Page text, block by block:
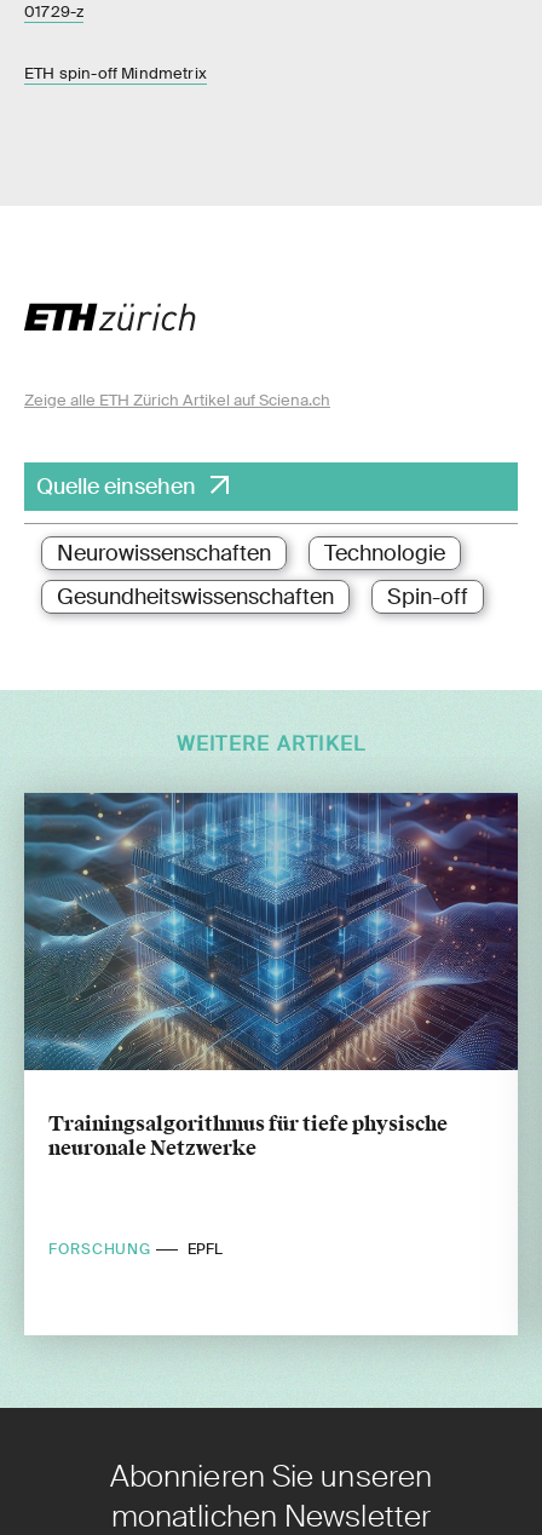
01729-z
ETH spin-off Mindmetrix
Zeige alle ETH Zürich Artikel auf Sciena.ch
Quelle einsehen
Neurowissenschaften
Technologie
Gesundheitswissenschaften
Spin-off
WEITERE ARTIKEL
Trainingsalgorithmus für tiefe physische
neuronale Netzwerke
FORSCHUNG EPFL
Abonnieren Sie unseren
monatlichen Newsletter